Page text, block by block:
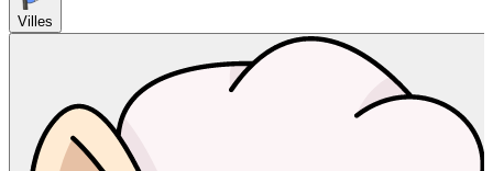
Villes